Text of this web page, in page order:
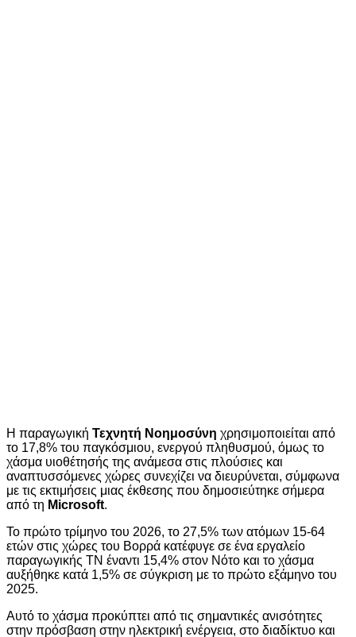
Η παραγωγική Τεχνητή Νοημοσύνη χρησιμοποιείται από
το 17,8% του παγκόσμιου, ενεργού πληθυσμού, όμως το
χάσμα υιοθέτησής της ανάμεσα στις πλούσιες και
αναπτυσσόμενες χώρες συνεχίζει να διευρύνεται, σύμφωνα
με τις εκτιμήσεις μιας έκθεσης που δημοσιεύτηκε σήμερα
από τη Microsoft.
Το πρώτο τρίμηνο του 2026, το 27,5% των ατόμων 15-64
ετών στις χώρες του Βορρά κατέφυγε σε ένα εργαλείο
παραγωγικής ΤΝ έναντι 15,4% στον Νότο και το χάσμα
αυξήθηκε κατά 1,5% σε σύγκριση με το πρώτο εξάμηνο του
2025.
Αυτό το χάσμα προκύπτει από τις σημαντικές ανισότητες
στην πρόσβαση στην ηλεκτρική ενέργεια, στο διαδίκτυο και